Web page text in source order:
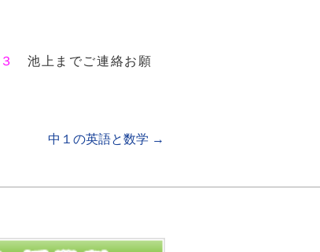
３池上までご連絡お願
中１の英語と数学 →